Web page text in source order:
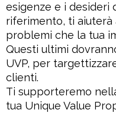
esigenze e i desideri
riferimento, ti aiuterà
problemi che la tua
Questi ultimi
UVP, per
clienti.
Ti supporteremo
tua Unique Value